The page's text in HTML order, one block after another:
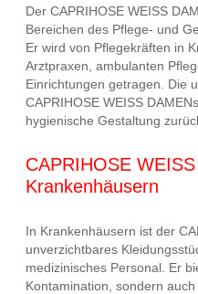
Der CAPRIHOSE WEISS
Bereichen des Pflege- und
Er wird von Pflegekräften in
Arztpraxen, ambulanten
Einrichtungen getragen. Die
CAPRIHOSE WEISS
hygienische Gestaltung
CAPRIHOSE
Krankenhäusern
In Krankenhäusern ist der
unverzichtbares
medizinisches Personal. Er
Kontamination, sondern